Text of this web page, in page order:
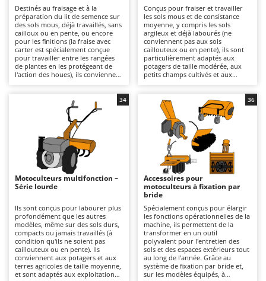
Atomiseurs pour traitements
Autolaveuses
Autres produits
B
Balayeuses
Bancs de scie pour le bois - Scies à bûches
Barbecues
Bennes pour tracteur
Brosses pour sols extérieurs
Brouettes à moteur
Broyeurs à axe horizontal pour tracteur
Broyeurs de branches et végétaux
Butteurs pour tracteur
C
Chargeurs de batterie - Démarreurs
Charrues pour tracteur
Ama
Ambrogio Robot
Annovi Reverberi
ANTHBOT
Archman
Ariete
Artus
Attila
Awelco
B
Baesso
Bahco
Destinés au fraisage et à la
préparation du lit de semence sur
des sols mous, déjà travaillés, sans
cailloux ou en pente, ou encore
pour les finitions (la fraise avec
carter est spécialement conçue
pour travailler entre les rangées
de plantes en les protégeant de
l'action des houes), ils conviennent
alimentés par un moteur à
essence 4 temps et conviennent à
un usage amateur ou semi-
professionnel sur des surfaces
restreintes, pour des travaux de
labour en profondeur moyenne,
grâce à leur structure légère et
facilement maniable, même dans
des espaces restreints. La
transmission par courroie ou par
engrenages et les boîtes de
vitesses 1+1 ou 2+1 garantissent
qualité de travail est adaptée aux
préparations saisonnières du
potager, avec un rendement
régulier, mais n'est pas destinée à
des utilisations intensives ou
continues. Parfaits pour les
particuliers qui ont besoin d'un
fraisage périodique sans avoir à
affronter des sols durs ou jamais
Conçus pour fraiser et travailler
les sols mous et de consistance
moyenne, y compris les sols
argileux et déjà labourés (ne
conviennent pas aux sols
caillouteux ou en pente), ils sont
particulièrement adaptés aux
potagers de taille modérée, aux
petits champs cultivés et aux
plus incisive et plus uniforme que
la série légère, avec une meilleure
pénétration et un rendement
opérationnel supérieur. Ils se
distinguent par leur transmission
à engrenages à bain d'huile, plus
solide que les solutions à
courroie, et par leurs boîtes de
vitesses 2+1 ou 3+3 qui permettent
une avance calibrée en fonction
du type de sol, ainsi que par leur
fraise avec carter, spécialement
conçue pour travailler entre les
rangées de plantes en les
protégeant de l'action des houes.
Disponibles avec un moteur 4
temps à essence ou diesel, elles
conviennent à un usage allant du
bricolage au professionnel, pour
des travaux à profondeur
moyenne grâce à leur structure
plus robuste que celle de la série
Motoculteurs multifonction –
Série lourde
Ils sont conçus pour labourer plus
profondément que les autres
modèles, même sur des sols durs,
compacts ou jamais travaillés (à
condition qu'ils ne soient pas
caillouteux ou en pente). Ils
conviennent aux potagers et aux
terres agricoles de taille moyenne,
et sont adaptés aux exploitations
34
Accessoires pour
motoculteurs à fixation par
bride
Spécialement conçus pour élargir
les fonctions opérationnelles de la
machine, ils permettent de la
transformer en un outil
polyvalent pour l'entretien des
sols et des espaces extérieurs tout
au long de l'année. Grâce au
système de fixation par bride et,
sur les modèles équipés, à
36